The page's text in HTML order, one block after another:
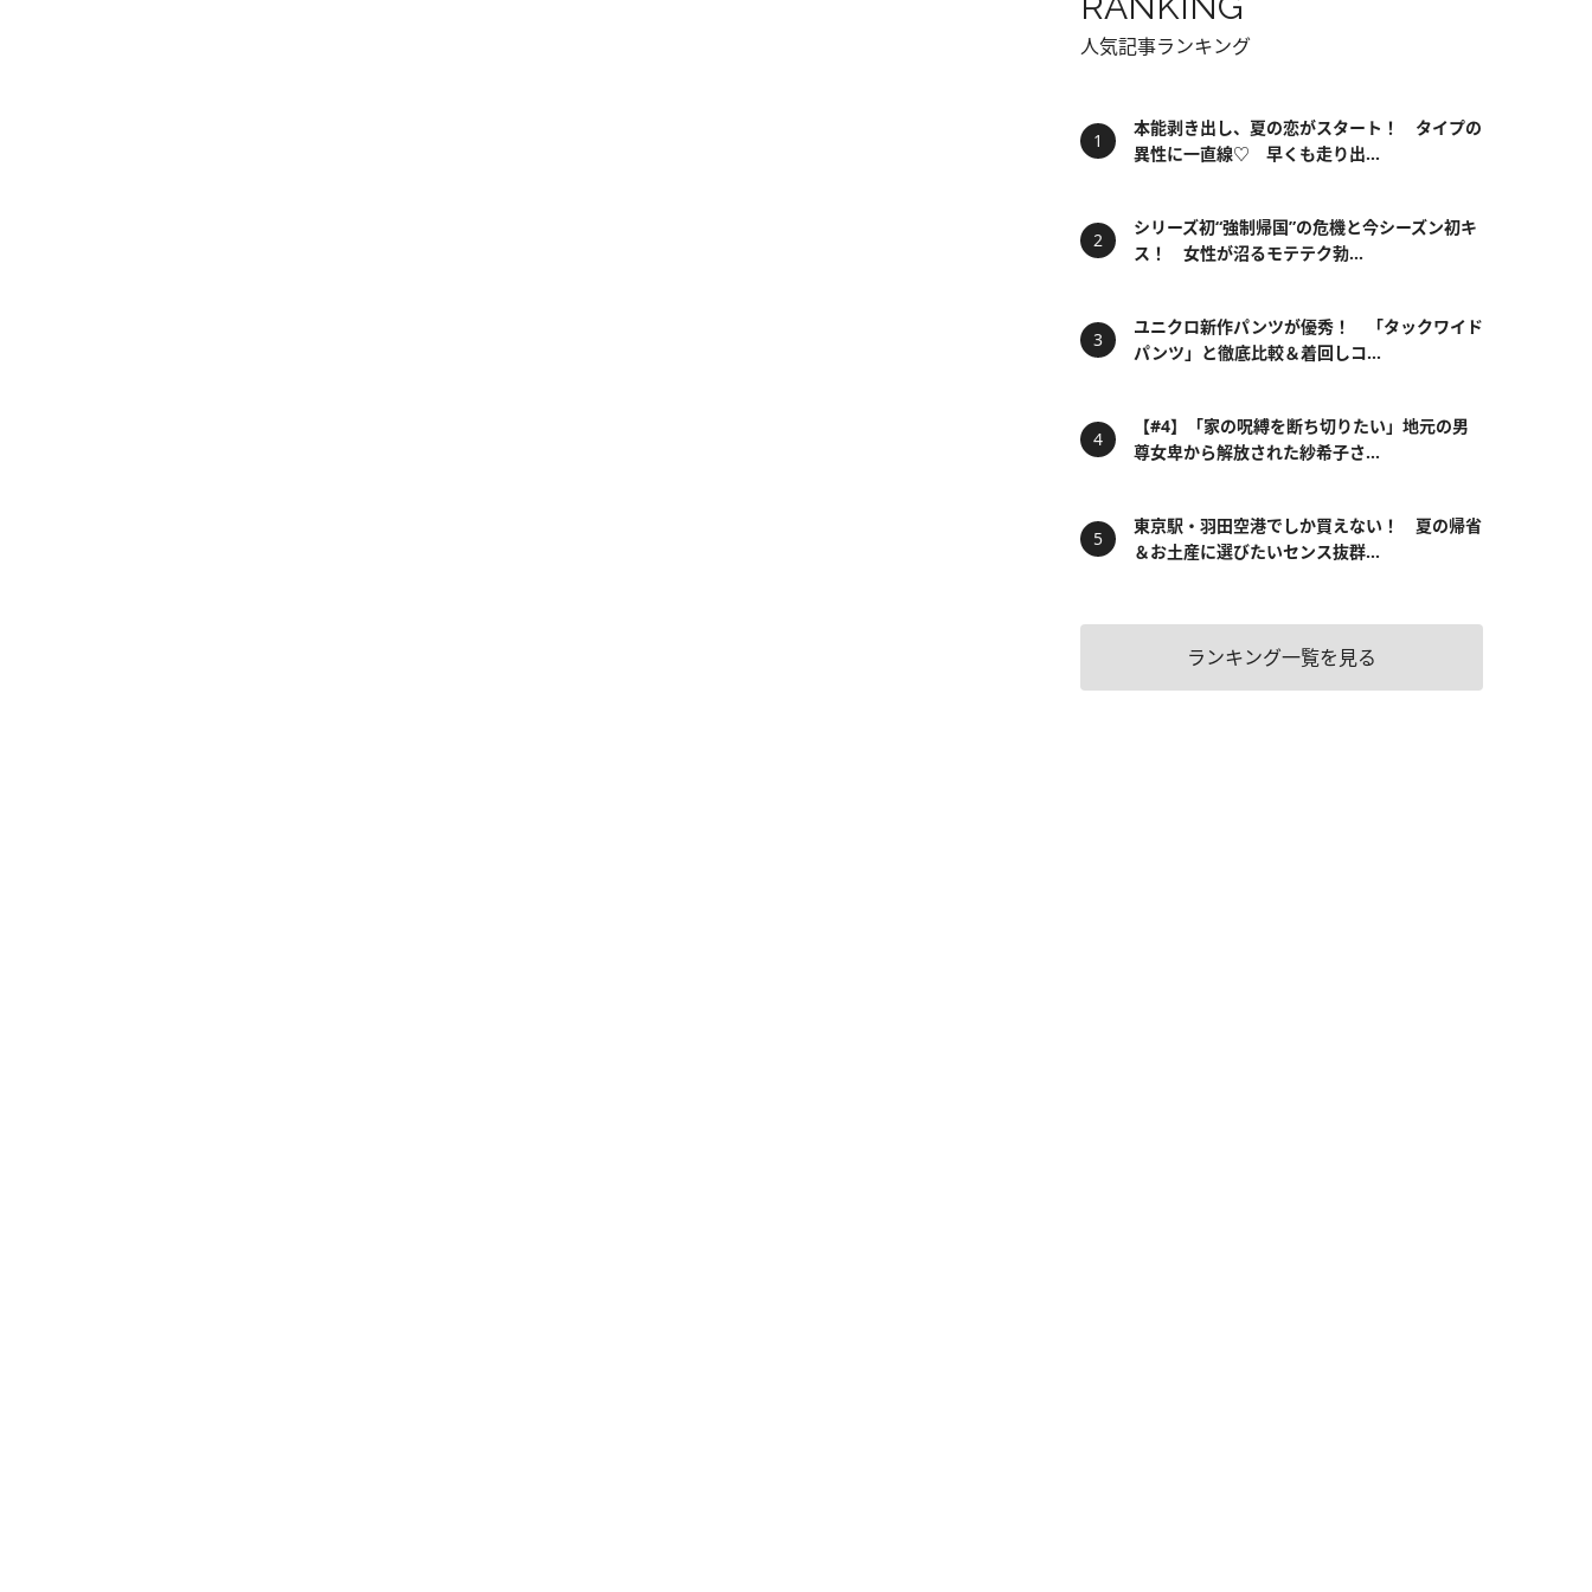
人気記事ランキング
本能剥き出し、夏の恋がスタート！ タイプの
異性に一直線♡ 早くも走り出...
シリーズ初“強制帰国”の危機と今シーズン初キ
ス！ 女性が沼るモテテク勃...
ユニクロ新作パンツが優秀！ 「タックワイド
パンツ」と徹底比較＆着回しコ...
【#4】「家の呪縛を断ち切りたい」地元の男
尊女卑から解放された紗希子さ...
東京駅・羽田空港でしか買えない！ 夏の帰省
＆お土産に選びたいセンス抜群...
ランキング一覧を見る